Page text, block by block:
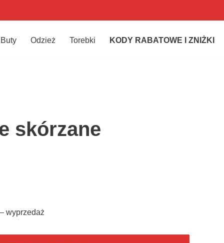
Buty Odzież Torebki KODY RABATOWE I ZNIŻKI
skórzane
wyprzedaż